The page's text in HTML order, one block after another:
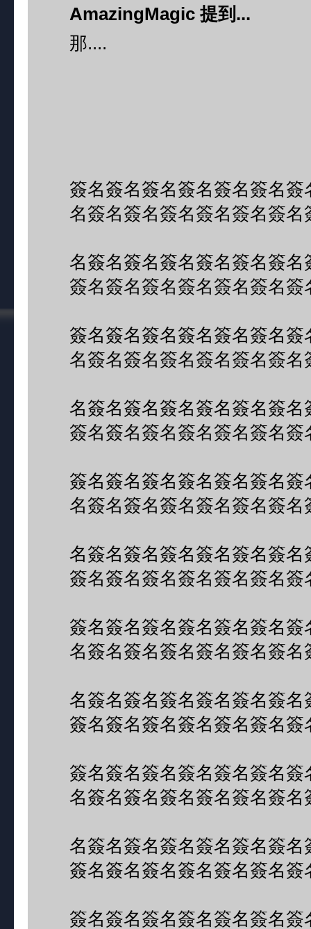
AmazingMagic 提到...
那....
簽名簽名簽名簽名簽名簽名
名簽名簽名簽名簽名簽名簽名
名簽名簽名簽名簽名簽名簽
簽名簽名簽名簽名簽名簽名簽
簽名簽名簽名簽名簽名簽名
名簽名簽名簽名簽名簽名簽名
名簽名簽名簽名簽名簽名簽
簽名簽名簽名簽名簽名簽名簽
簽名簽名簽名簽名簽名簽名
名簽名簽名簽名簽名簽名簽名
名簽名簽名簽名簽名簽名簽
簽名簽名簽名簽名簽名簽名簽
簽名簽名簽名簽名簽名簽名
名簽名簽名簽名簽名簽名簽名
名簽名簽名簽名簽名簽名簽
簽名簽名簽名簽名簽名簽名簽
簽名簽名簽名簽名簽名簽名
名簽名簽名簽名簽名簽名簽名
名簽名簽名簽名簽名簽名簽
簽名簽名簽名簽名簽名簽名簽
簽名簽名簽名簽名簽名簽名